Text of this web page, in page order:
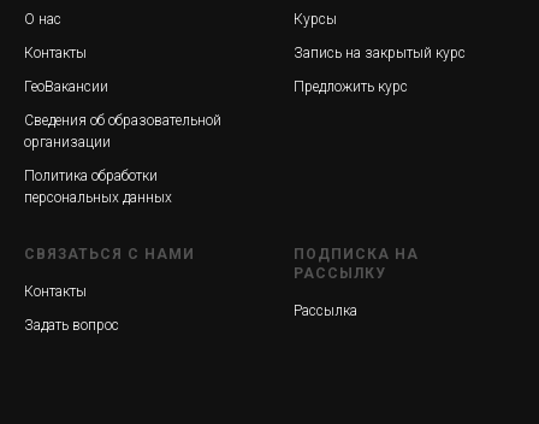
О нас
Контакты
ГеоВакансии
Сведения об образовательной
организации
Политика обработки
персональных данных
Курсы
Запись на закрытый курс
Предложить курс
СВЯЗАТЬСЯ С НАМИ
Контакты
Задать вопрос
ПОДПИСКА НА
РАССЫЛКУ
Рассылка